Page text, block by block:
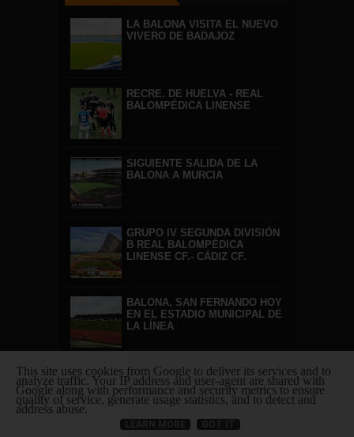
LA BALONA VISITA EL NUEVO
VIVERO DE BADAJOZ
RECRE. DE HUELVA - REAL
BALOMPÉDICA LINENSE
SIGUIENTE SALIDA DE LA
BALONA A MURCIA
GRUPO IV SEGUNDA DIVISIÓN
B REAL BALOMPÉDICA
LINENSE CF.- CÁDIZ CF.
BALONA, SAN FERNANDO HOY
EN EL ESTADIO MUNICIPAL DE
LA LÍNEA
Labels
2014
2015
ABONOS A LA VENTA
This site uses cookies from Google to deliver its services and to
analyze traffic. Your IP address and user-agent are shared with
Google along with performance and security metrics to ensure
quality of service, generate usage statistics, and to detect and
address abuse.